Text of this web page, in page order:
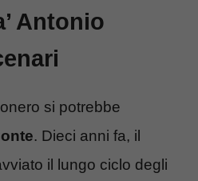
Antonio
si potrebbe
. Dieci anni fa, il
il lungo ciclo degli